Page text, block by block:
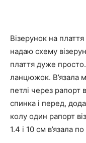
Візерунок на
надаю схему
плаття дуже
ланцюжок. В’язала
петлі через рапорт
спинка і перед,
колу один рапорт
1.4 і 10 см в’язала